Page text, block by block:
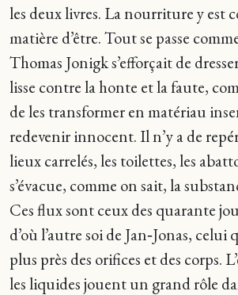
les deux livres. La nourriture y est
matière d’être. Tout se passe
Thomas Jonigk s’efforçait de
lisse contre la honte et la faute,
de les transformer en matériau
redevenir innocent. Il n’y a de
lieux carrelés, les toilettes, les
s’évacue, comme on sait, la
Ces flux sont ceux des quarante
d’où l’autre soi de Jan‑Jonas,
plus près des orifices et des corps.
les liquides jouent un grand rôle